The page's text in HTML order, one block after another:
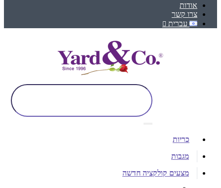
אודות
צרו קשר
עברית
כריות
מגבות
מצעים קולקציה חדשה